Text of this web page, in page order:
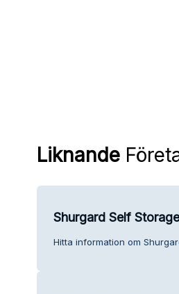
Liknande
Shurgard Self
Hitta information om